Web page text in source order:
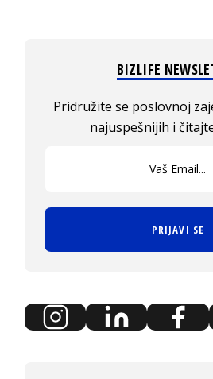
BIZLIFE
Pridružite se poslovnoj
najuspešnijih i
PRIJAVI SE